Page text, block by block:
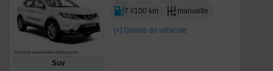
Suv
7 l/100 km
manuelle
[+] Détails du véhicule